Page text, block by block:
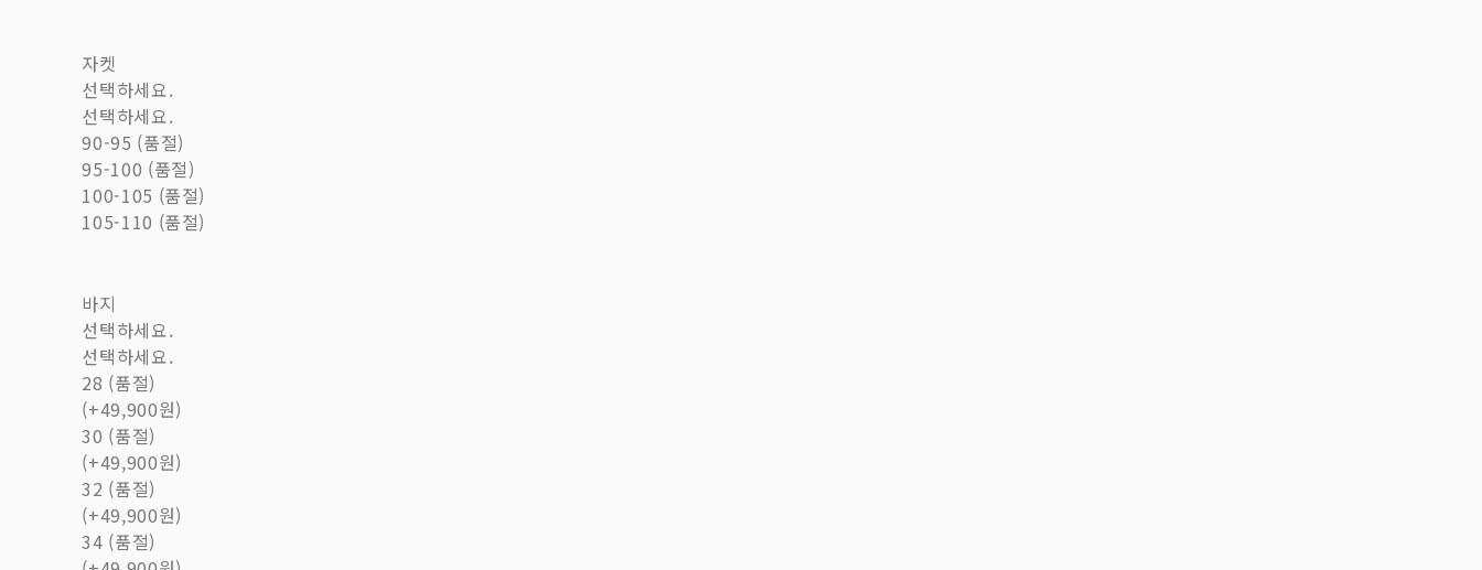
자켓
선택하세요.
선택하세요.
90-95 (품절)
95-100 (품절)
100-105 (품절)
105-110 (품절)
바지
선택하세요.
선택하세요.
28 (품절)
(+49,900원)
30 (품절)
(+49,900원)
32 (품절)
(+49,900원)
34 (품절)